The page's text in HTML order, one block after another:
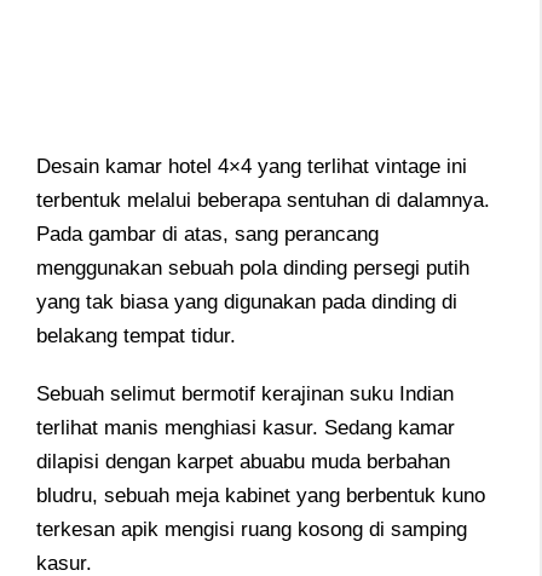
Desain kamar hotel 4×4 yang terlihat vintage ini
terbentuk melalui beberapa sentuhan di dalamnya.
Pada gambar di atas, sang perancang
menggunakan sebuah pola dinding persegi putih
yang tak biasa yang digunakan pada dinding di
belakang tempat tidur.
Sebuah selimut bermotif kerajinan suku Indian
terlihat manis menghiasi kasur. Sedang kamar
dilapisi dengan karpet abuabu muda berbahan
bludru, sebuah meja kabinet yang berbentuk kuno
terkesan apik mengisi ruang kosong di samping
kasur.